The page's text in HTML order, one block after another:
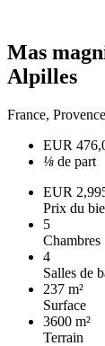
Mas
Alpilles
France,
EUR
⅛ de part
EUR
Prix du
5
Chambres
4
Salles de
237 m²
Surface
3600 m²
Terrain